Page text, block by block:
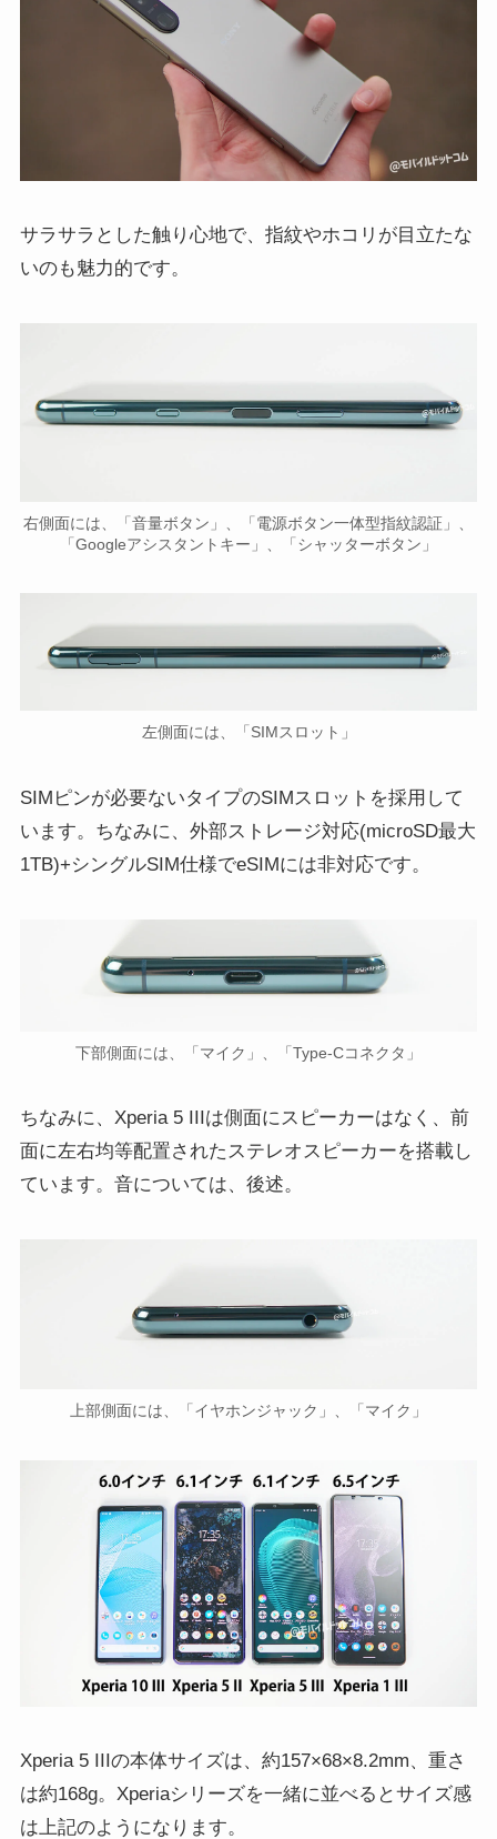
サラサラとした触り心地で、指紋やホコリが目立たな
いのも魅力的です。
右側面には、「音量ボタン」、「電源ボタン一体型指紋認証」、
「Googleアシスタントキー」、「シャッターボタン」
左側面には、「SIMスロット」
SIMピンが必要ないタイプのSIMスロットを採用して
います。ちなみに、外部ストレージ対応(microSD最大
1TB)+シングルSIM仕様でeSIMには非対応です。
下部側面には、「マイク」、「Type-Cコネクタ」
ちなみに、Xperia 5 IIIは側面にスピーカーはなく、前
面に左右均等配置されたステレオスピーカーを搭載し
ています。音については、後述。
上部側面には、「イヤホンジャック」、「マイク」
Xperia 5 IIIの本体サイズは、約157×68×8.2mm、重さ
は約168g。Xperiaシリーズを一緒に並べるとサイズ感
は上記のようになります。